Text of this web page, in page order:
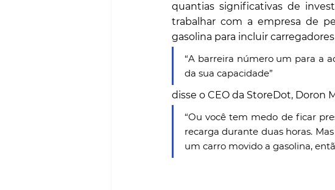
quantias significativas de
trabalhar com a empresa de
gasolina para incluir
“A barreira número um para a
da sua capacidade”
disse o CEO da StoreDot, Doron
“Ou você tem medo de ficar
recarga durante duas horas.
um carro movido a gasolina,